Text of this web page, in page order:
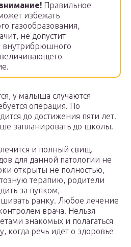
Правильное
избежать
газообразования,
не допустит
у малыша случаются
операция. По
до достижения пяти лет.
запланировать до школы.
и полный свищ.
для данной патологии не
открыты не полностью,
терапию, родители
за пупком,
ранку. Любое лечение
врача. Нельзя
знакомых и полагаться
когда речь идет о здоровье